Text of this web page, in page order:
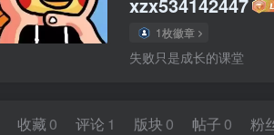
1枚徽章
失败只是成长的课堂
收藏 0 评论 1 版块 0 帖子 0 粉